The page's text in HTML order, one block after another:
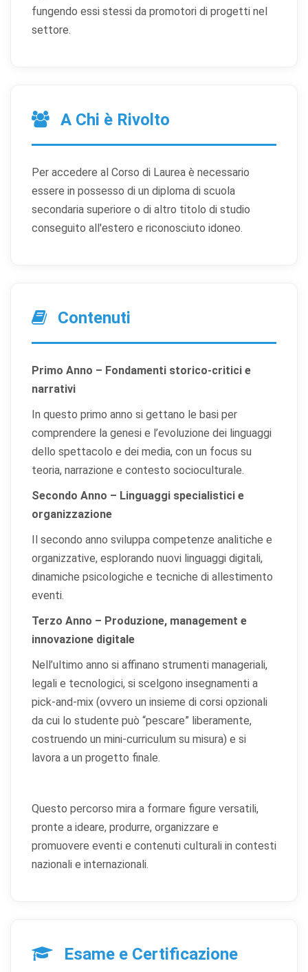
fungendo essi stessi da promotori di progetti nel
settore.
A Chi è Rivolto
Per accedere al Corso di Laurea è necessario
essere in possesso di un diploma di scuola
secondaria superiore o di altro titolo di studio
conseguito all'estero e riconosciuto idoneo.
Contenuti
Primo Anno – Fondamenti storico-critici e
narrativi
In questo primo anno si gettano le basi per
comprendere la genesi e l’evoluzione dei linguaggi
dello spettacolo e dei media, con un focus su
teoria, narrazione e contesto socioculturale.
Secondo Anno – Linguaggi specialistici e
organizzazione
Il secondo anno sviluppa competenze analitiche e
organizzative, esplorando nuovi linguaggi digitali,
dinamiche psicologiche e tecniche di allestimento
eventi.
Terzo Anno – Produzione, management e
innovazione digitale
Nell’ultimo anno si affinano strumenti manageriali,
legali e tecnologici, si scelgono insegnamenti a
pick-and-mix (ovvero un insieme di corsi opzionali
da cui lo studente può “pescare” liberamente,
costruendo un mini-curriculum su misura) e si
lavora a un progetto finale.
Questo percorso mira a formare figure versatili,
pronte a ideare, produrre, organizzare e
promuovere eventi e contenuti culturali in contesti
nazionali e internazionali.
Esame e Certificazione
Scegli quali categorie di cookie vuoi accettare. I cookie
necessari sono sempre attivi perché indispensabili al
funzionamento del sito.